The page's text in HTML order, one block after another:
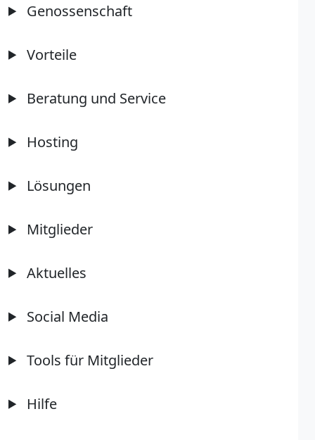
Genossenschaft
Vorteile
Beratung und Service
Hosting
Lösungen
Mitglieder
Aktuelles
Social Media
Tools für Mitglieder
Hilfe